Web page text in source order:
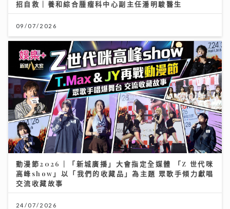
招自救｜養和綜合腫瘤科中心副主任潘明駿醫生
09/07/2026
動漫節2026｜「新城廣播」大會指定全媒體 「Z 世代咪
高峰show」以「我們的收藏品」為主題 眾歌手傾力獻唱
交流收藏故事
24/07/2026